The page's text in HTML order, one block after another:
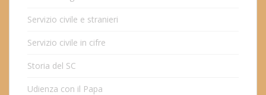
Servizio civile e stranieri
Servizio civile in cifre
Storia del SC
Udienza con il Papa